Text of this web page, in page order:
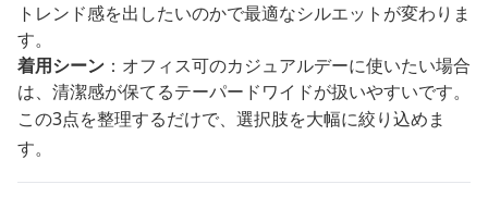
トレンド感を出したいのかで最適なシルエットが変わりま
す。
着用シーン ：オフィス可のカジュアルデーに使いたい場合
は、清潔感が保てるテーパードワイドが扱いやすいです。
この3点を整理するだけで、選択肢を大幅に絞り込めま
す。